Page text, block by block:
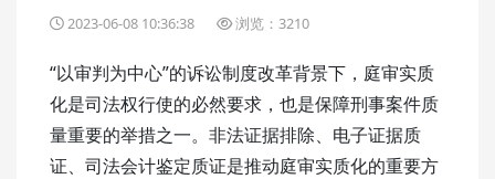
2023-06-08 10:36:38 浏览：3210
“以审判为中心”的诉讼制度改革背景下，庭审实质
化是司法权行使的必然要求，也是保障刑事案件质
量重要的举措之一。非法证据排除、电子证据质
证、司法会计鉴定质证是推动庭审实质化的重要方